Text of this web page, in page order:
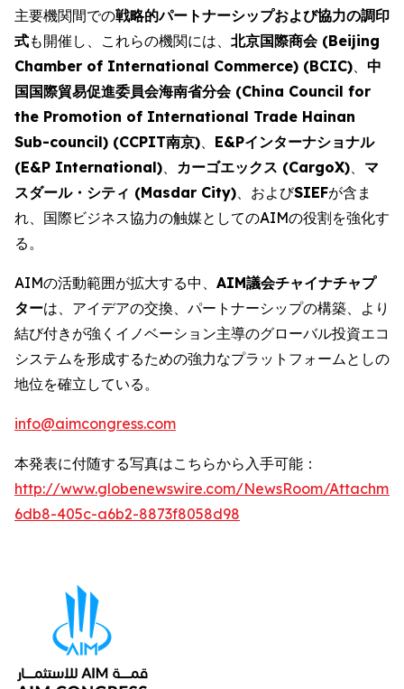
主要機関間での戦略的パートナーシップおよび協力の調印
式も開催し、これらの機関には、 北京国際商会 (Beijing
Chamber of International Commerce) (BCIC)、 中
国国際貿易促進委員会海南省分会 (China Council for
the Promotion of International Trade Hainan
Sub-council) (CCPIT南京)、 E&Pインターナショナル
(E&P International)、 カーゴエックス (CargoX)、 マ
スダール・シティ (Masdar City)、およびSIEFが含ま
れ、国際ビジネス協力の触媒としてのAIMの役割を強化す
る。
AIMの活動範囲が拡大する中、 AIM議会チャイナチャプ
ターは、アイデアの交換、パートナーシップの構築、より
結び付きが強くイノベーション主導のグローバル投資エコ
システムを形成するための強力なプラットフォームとしの
地位を確立している。
info@aimcongress.com
本発表に付随する写真はこちらから入手可能：
http://www.globenewswire.com/NewsRoom/
6db8-405c-a6b2-8873f8058d98